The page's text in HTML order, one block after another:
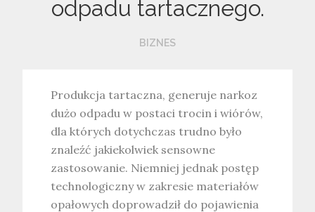
odpadu tartacznego.
BIZNES
Produkcja tartaczna, generuje narkoz
dużo odpadu w postaci trocin i wiórów,
dla których dotychczas trudno było
znaleźć jakiekolwiek sensowne
zastosowanie. Niemniej jednak postęp
technologiczny w zakresie materiałów
opałowych doprowadził do pojawienia